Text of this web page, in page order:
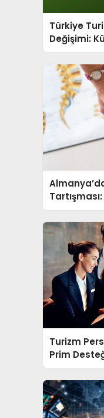
Türkiye
Değişimi:
Trendler
Süreli
Turizm
Prim
Belli Oldu